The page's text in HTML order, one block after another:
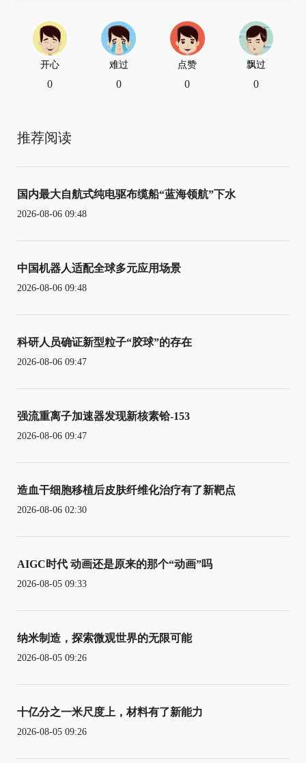
开心
0
难过
0
点赞
0
飘过
0
推荐阅读
国内最大自航式纯电驱布缆船“蓝海领航”下水
2026-08-06 09:48
中国机器人适配全球多元应用场景
2026-08-06 09:48
科研人员确证新型粒子“胶球”的存在
2026-08-06 09:47
强流重离子加速器发现新核素铪-153
2026-08-06 09:47
造血干细胞移植后皮肤纤维化治疗有了新靶点
2026-08-06 02:30
AIGC时代 动画还是原来的那个“动画”吗
2026-08-05 09:33
纳米制造，探索微观世界的无限可能
2026-08-05 09:26
十亿分之一米尺度上，材料有了新能力
2026-08-05 09:26